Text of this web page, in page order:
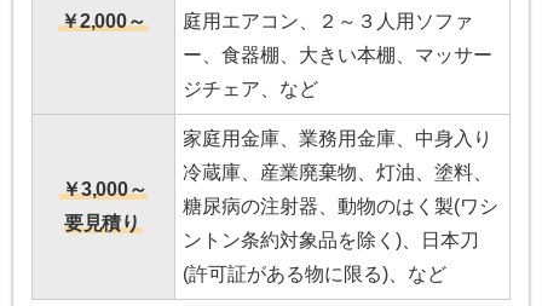
￥2,000～
庭用エアコン、２～３人用ソファ
ー、食器棚、大きい本棚、マッサー
ジチェア、など
￥3,000～
要見積り
家庭用金庫、業務用金庫、中身入り
冷蔵庫、産業廃棄物、灯油、塗料、
糖尿病の注射器、動物のはく製(ワシ
ントン条約対象品を除く)、日本刀
(許可証がある物に限る)、など